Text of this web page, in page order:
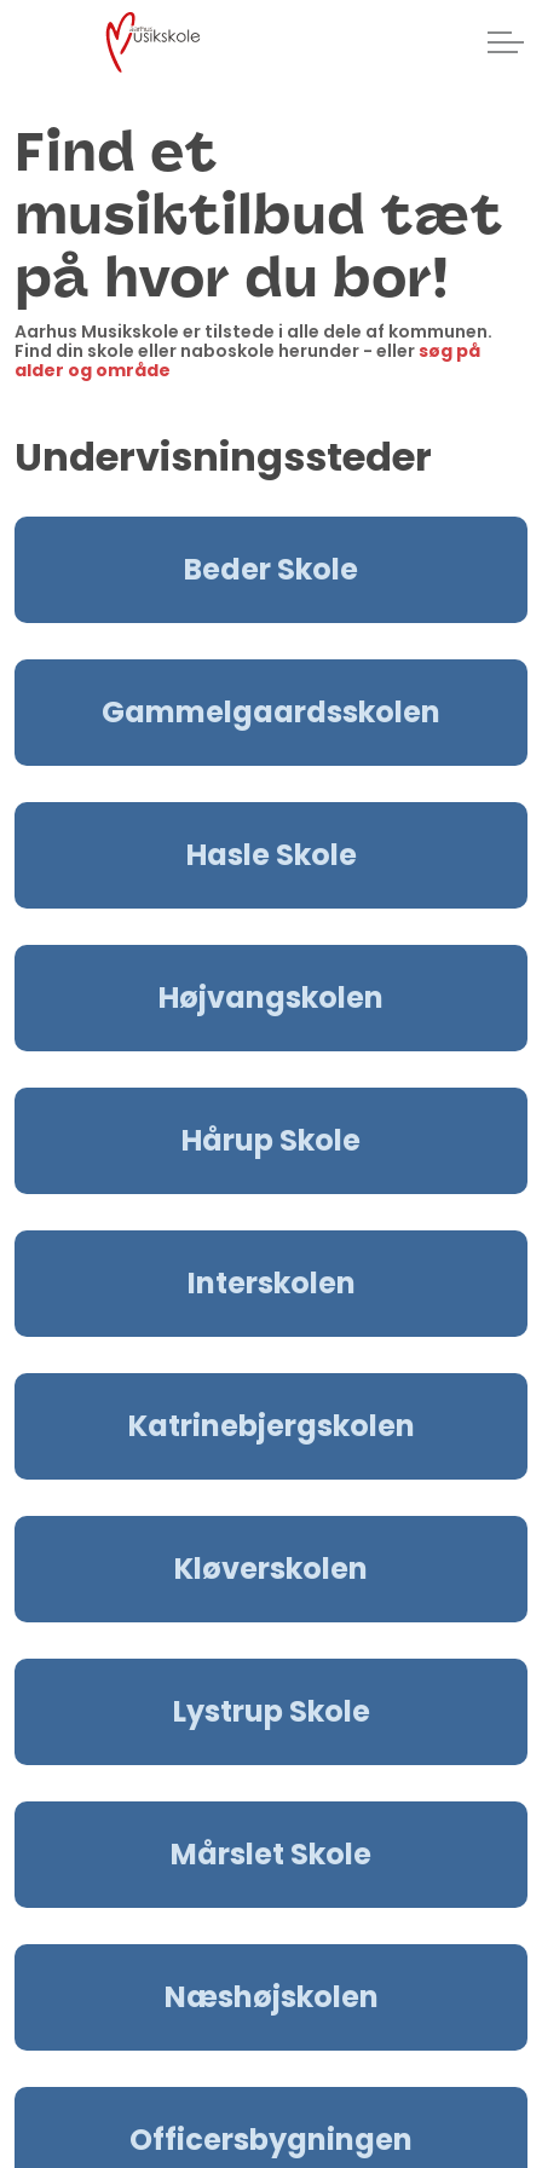
Find et
musiktilbud tæt
på hvor du bor!
Aarhus Musikskole er tilstede i alle dele af kommunen.
Find din skole eller naboskole herunder - ellersøg på
alder og område
Undervisningssteder
Beder Skole
Gammelgaardsskolen
Hasle Skole
Højvangskolen
Hårup Skole
Interskolen
Katrinebjergskolen
Kløverskolen
Lystrup Skole
Mårslet Skole
Næshøjskolen
Officersbygningen